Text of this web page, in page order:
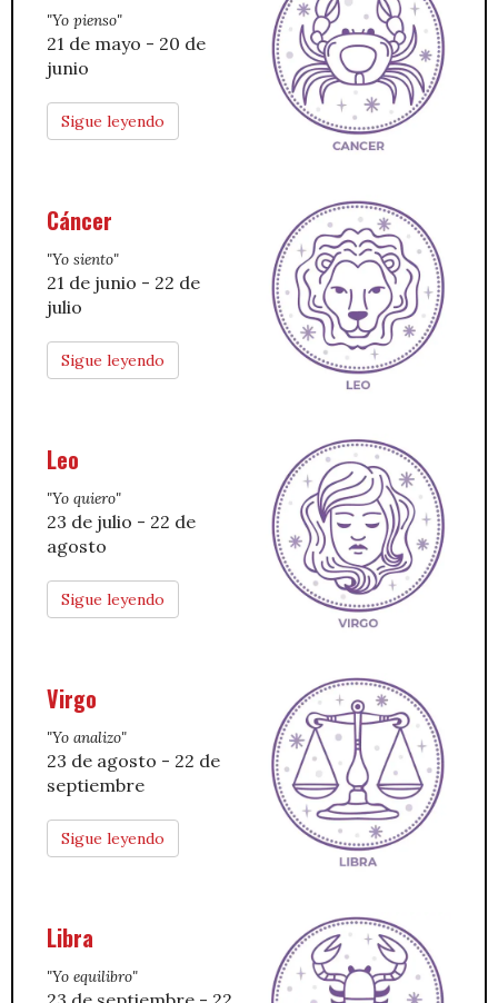
"Yo pienso"
21 de mayo - 20 de
junio
Sigue leyendo
Cáncer
"Yo siento"
21 de junio - 22 de
julio
Sigue leyendo
Leo
"Yo quiero"
23 de julio - 22 de
agosto
Sigue leyendo
Virgo
"Yo analizo"
23 de agosto - 22 de
septiembre
Sigue leyendo
Libra
"Yo equilibro"